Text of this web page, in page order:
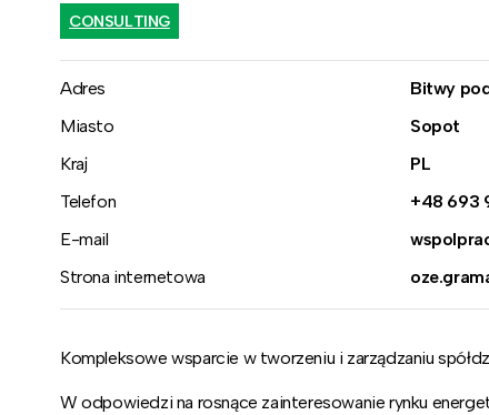
CONSULTING
Adres
Bitwy
Miasto
Sopot
Kraj
PL
Telefon
+48 693
E-mail
Strona internetowa
Kompleksowe wsparcie w tworzeniu i zarządzaniu
W odpowiedzi na rosnące zainteresowanie rynku